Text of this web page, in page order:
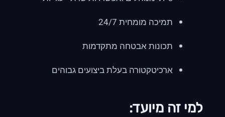
תמיכה מומחית 24/7
תכונות אבטחה מתקדמות
ארכיטקטורה בעלת ביצועים גבוהים
למי זה מיועד: